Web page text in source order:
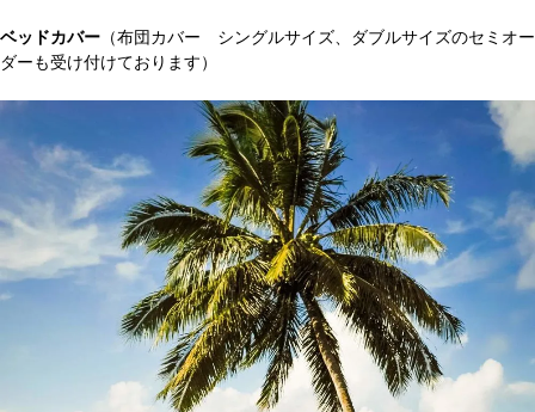
ベッドカバー （布団カバー シングルサイズ、ダブルサイズのセミオー
ダーも受け付けております）